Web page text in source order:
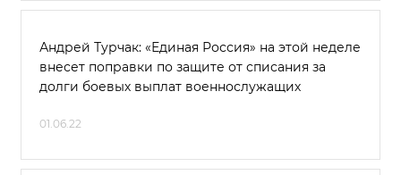
Андрей Турчак: «Единая Россия» на этой неделе
внесет поправки по защите от списания за
долги боевых выплат военнослужащих
01.06.22